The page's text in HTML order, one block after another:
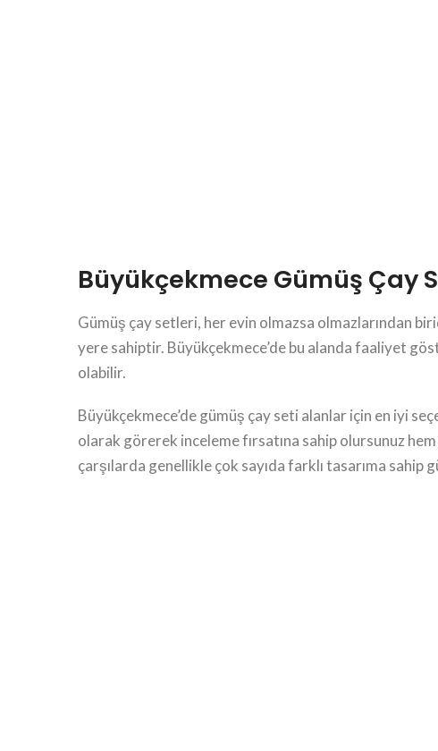
Büyükçekmece Gümüş Çay
Gümüş çay setleri, her evin olmazsa olmazlarından
yere sahiptir. Büyükçekmece’de bu alanda faaliyet
olabilir.
Büyükçekmece’de gümüş çay seti alanlar için en iyi
olarak görerek inceleme fırsatına sahip olursunuz
çarşılarda genellikle çok sayıda farklı tasarıma sahip